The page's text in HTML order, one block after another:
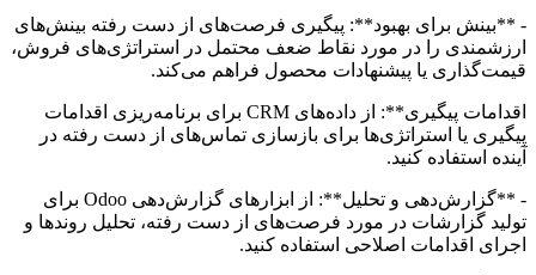
- **بینش برای بهبود**: پیگیری فرصت‌های از دست رفته بینش‌های
ارزشمندی را در مورد نقاط ضعف محتمل در استراتژی‌های فروش،
قیمت‌گذاری یا پیشنهادات محصول فراهم می‌کند.
اقدامات پیگیری**: از داده‌های CRM برای برنامه‌ریزی اقدامات
پیگیری یا استراتژی‌ها برای بازسازی تماس‌های از دست رفته در
آینده استفاده کنید.
- **گزارش‌دهی و تحلیل**: از ابزارهای گزارش‌دهی Odoo برای
تولید گزارشات در مورد فرصت‌های از دست رفته، تحلیل روندها و
اجرای اقدامات اصلاحی استفاده کنید.